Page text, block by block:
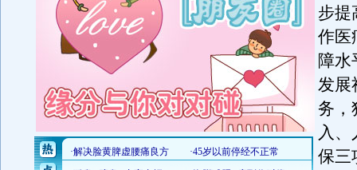
步提
作医
障水
发展
务，
入
保三